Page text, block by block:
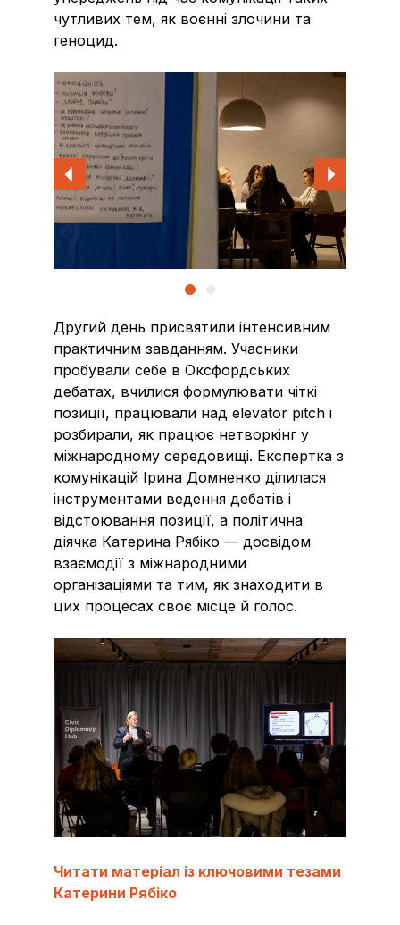
чутливих тем, як воєнні злочини та
геноцид.
Другий день присвятили інтенсивним
практичним завданням. Учасники
пробували себе в Оксфордських
дебатах, вчилися формулювати чіткі
позиції, працювали над elevator pitch і
розбирали, як працює нетворкінг у
міжнародному середовищі. Експертка з
комунікацій Ірина Домненко ділилася
інструментами ведення дебатів і
відстоювання позиції, а політична
діячка Катерина Рябіко — досвідом
взаємодії з міжнародними
організаціями та тим, як знаходити в
цих процесах своє місце й голос.
Читати матеріал із ключовими тезами
Катерини Рябіко